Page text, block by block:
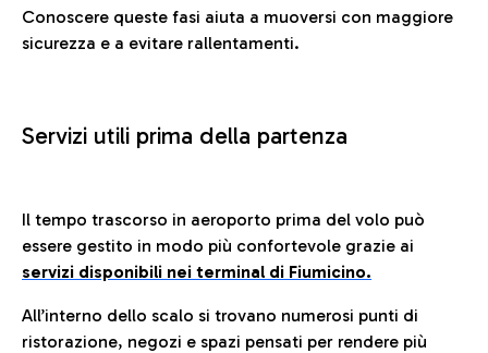
Conoscere queste fasi aiuta a muoversi con maggiore
sicurezza e a evitare rallentamenti.
Servizi utili prima della partenza
Il tempo trascorso in aeroporto prima del volo può
essere gestito in modo più confortevole grazie ai
servizi disponibili nei terminal di Fiumicino.
All’interno dello scalo si trovano numerosi punti di
ristorazione, negozi e spazi pensati per rendere più